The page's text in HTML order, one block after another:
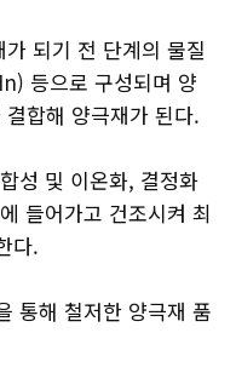
되기 전 단계의 물질
등으로 구성되며 양
합해 양극재가 된다.
성 및 이온화, 결정화
들어가고 건조시켜 최
다.
통해 철저한 양극재 품